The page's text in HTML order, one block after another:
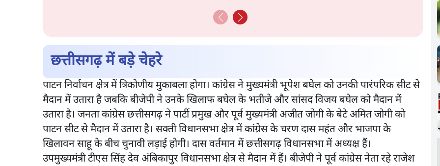
छत्तीसगढ़ में बड़े चेहरे
पाटन निर्वाचन क्षेत्र में त्रिकोणीय मुकाबला होगा। कांग्रेस ने मुख्यमंत्री भूपेश बघेल को उनकी पारंपरिक सीट से
मैदान में उतारा है जबकि बीजेपी ने उनके खिलाफ बघेल के भतीजे और सांसद विजय बघेल को मैदान में
उतारा है। जनता कांग्रेस छत्तीसगढ़ ने पार्टी प्रमुख और पूर्व मुख्यमंत्री अजीत जोगी के बेटे अमित जोगी को
पाटन सीट से मैदान में उतारा है। सक्ती विधानसभा क्षेत्र में कांग्रेस के चरण दास महंत और भाजपा के
खिलावन साहू के बीच चुनावी लड़ाई होगी। दास वर्तमान में छत्तीसगढ़ विधानसभा में अध्यक्ष हैं।
उपमुख्यमंत्री टीएस सिंह देव अंबिकापुर विधानसभा क्षेत्र से मैदान में हैं। बीजेपी ने पूर्व कांग्रेस नेता रहे राजेश